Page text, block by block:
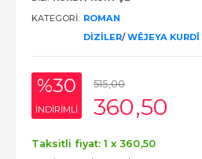
KATEGORI: ROMAN
DİZİLER/WÊJEYA
%30
INDIRIMLI
515,00
360,50
Taksitli fiyat: 1 x 360,50